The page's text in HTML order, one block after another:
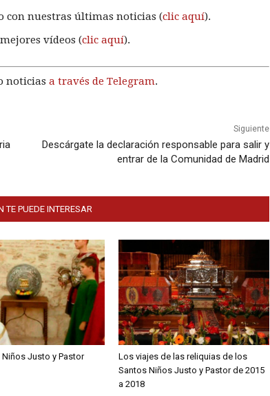
con nuestras últimas noticias (clic aquí).
vídeos (clic aquí).
noticias a través de Telegram.
Siguiente
Descárgate la declaración responsable para salir y
entrar de la Comunidad de Madrid
TE PUEDE INTERESAR
Justo y Pastor
Los viajes de las reliquias de los
Santos Niños Justo y Pastor de 2015
a 2018